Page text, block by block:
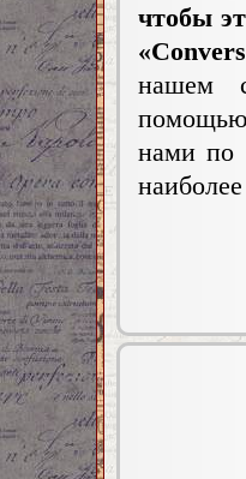
чтобы
нашем
помощью
нами по